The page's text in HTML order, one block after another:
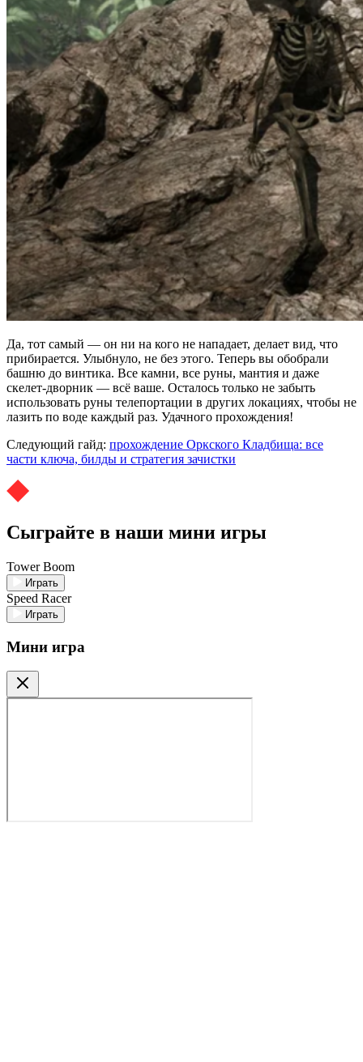
Да, тот самый — он ни на кого не нападает, делает вид, что
прибирается. Улыбнуло, не без этого. Теперь вы обобрали
башню до винтика. Все камни, все руны, мантия и даже
скелет-дворник — всё ваше. Осталось только не забыть
использовать руны телепортации в других локациях, чтобы не
лазить по воде каждый раз. Удачного прохождения!
Следующий гайд: прохождение Оркского Кладбища: все
части ключа, билды и стратегия зачистки
Сыграйте в наши мини игры
Tower Boom
Играть
Speed Racer
Играть
Мини игра